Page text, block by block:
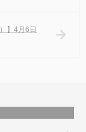
】4月6日